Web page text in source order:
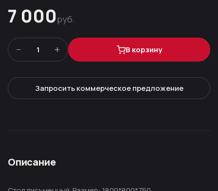
7 000руб.
− 1 + В корзину
Запросить коммерческое предложение
Описание